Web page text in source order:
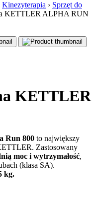
Kinezyterapia › Sprzęt do
KETTLER ALPHA RUN
KETTLER
Run 800 to największy
Zastosowany
moc i wytrzymałość,
(klasa SA).
kg.